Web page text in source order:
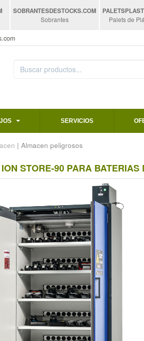
SOBRANTESDESTOCKS.COM
Sobrantes
Palets de
SERVICIOS
| Almacen peligrosos
STORE-90 PARA